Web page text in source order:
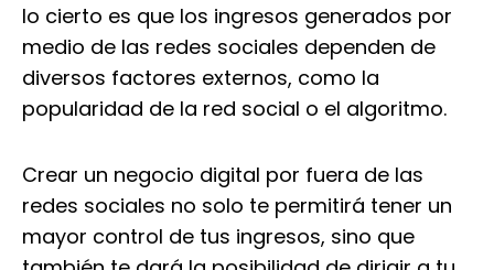
lo cierto es que los ingresos generados por
medio de las redes sociales dependen de
diversos factores externos, como la
popularidad de la red social o el algoritmo.
Crear un negocio digital por fuera de las
redes sociales no solo te permitirá tener un
mayor control de tus ingresos, sino que